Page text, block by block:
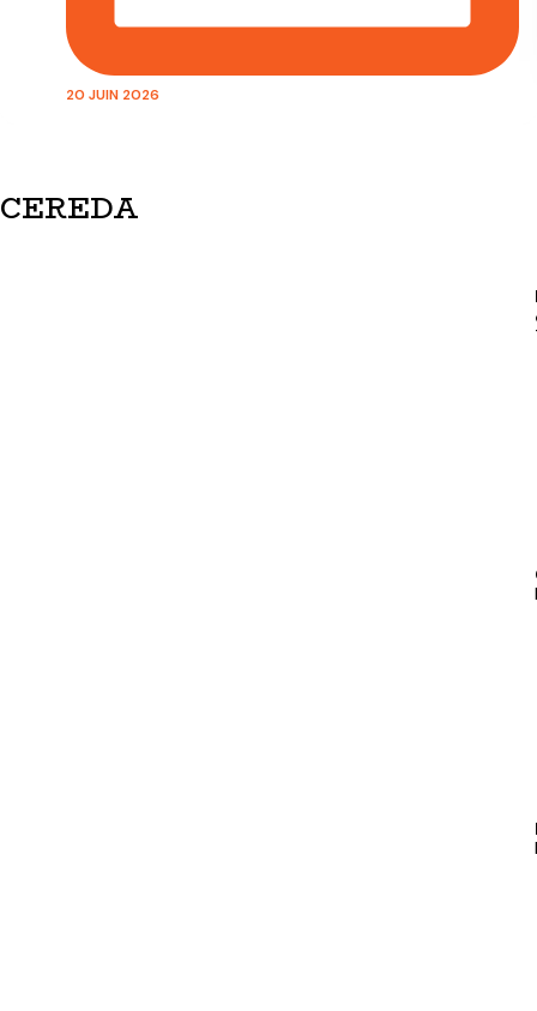
20 JUIN 2026
CEREDA